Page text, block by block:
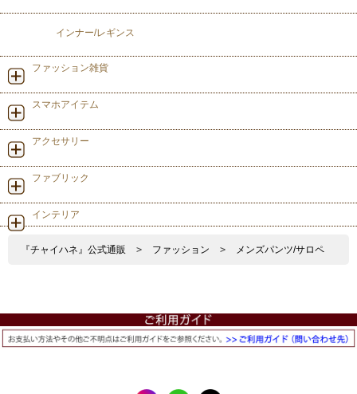
インナー/レギンス
ファッション雑貨
スマホアイテム
アクセサリー
ファブリック
インテリア
『チャイハネ』公式通販 > ファッション > メンズパンツ/サロペ